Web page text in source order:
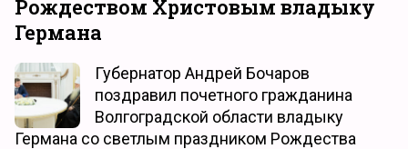
Рождеством Христовым владыку
Германа
Губернатор Андрей Бочаров
поздравил почетного гражданина
Волгоградской области владыку
Германа со светлым праздником Рождества